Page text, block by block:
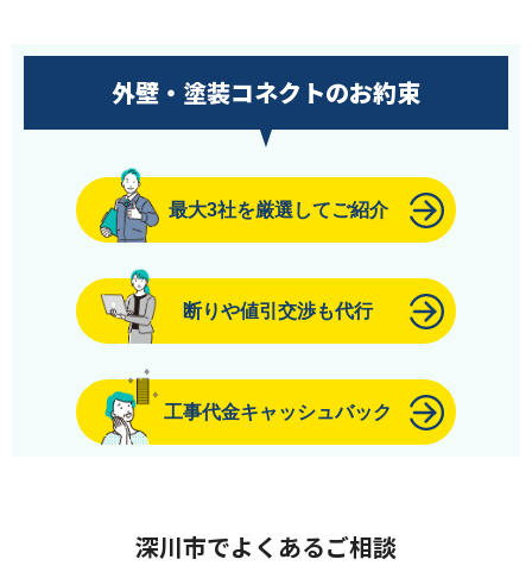
外壁・塗装コネクトのお約束
最大3社を厳選してご紹介
断りや値引交渉も代行
工事代金キャッシュバック
深川市でよくあるご相談